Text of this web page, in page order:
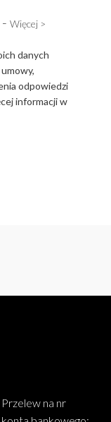
Więcej >
danych
odpowiedzi
informacji w
Przelew na nr